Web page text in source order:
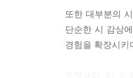
094 돌아서도,
097 아버지
099 어머니
또한 대부분의
단순한 시 감상
경험을 확장시키